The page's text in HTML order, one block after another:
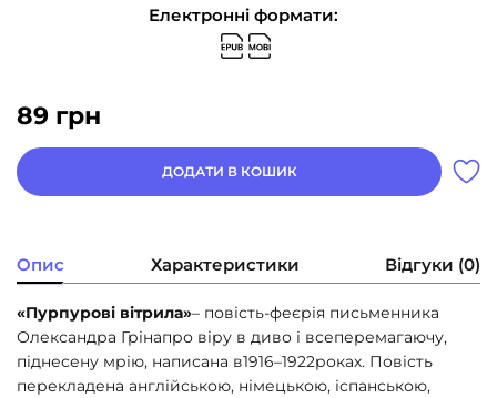
Електронні формати:
89 грн
ДОДАТИ В КОШИК
Опис Характеристики Відгуки (0)
«Пурпурові вітрила»– повість-феєрія письменника
Олександра Грінапро віру в диво і всеперемагаючу,
піднесену мрію, написана в1916–1922роках. Повість
перекладена англійською, німецькою, іспанською,